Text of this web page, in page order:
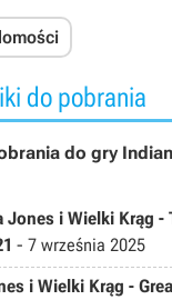
do pobrania
do gry
Jones i Wielki Krąg -
- 7 września 2025
i Wielki Krąg -